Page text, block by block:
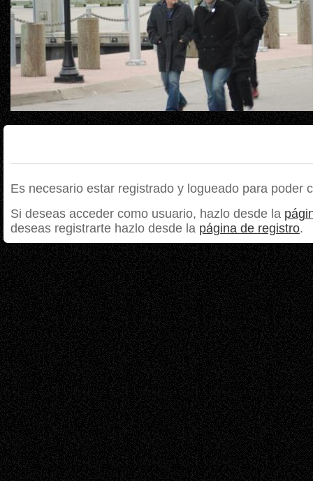
Es necesario estar registrado y logueado para poder
Si deseas acceder como usuario, hazlo desde la
deseas registrarte hazlo desde la página de registro.